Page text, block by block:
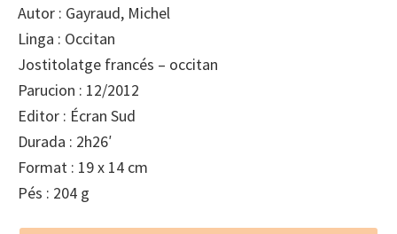
Autor : Gayraud, Michel
Linga : Occitan
Jostitolatge francés – occitan
Parucion : 12/2012
Editor : Écran Sud
Durada : 2h26′
Format : 19 x 14 cm
Pés : 204 g